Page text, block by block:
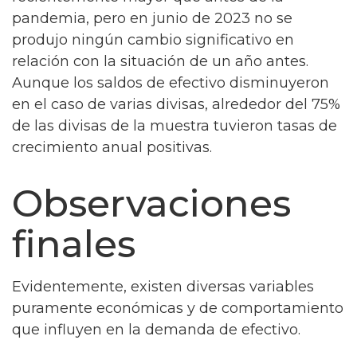
pandemia, pero en junio de 2023 no se
produjo ningún cambio significativo en
relación con la situación de un año antes.
Aunque los saldos de efectivo disminuyeron
en el caso de varias divisas, alrededor del 75%
de las divisas de la muestra tuvieron tasas de
crecimiento anual positivas.
Observaciones
finales
Evidentemente, existen diversas variables
puramente económicas y de comportamiento
que influyen en la demanda de efectivo.